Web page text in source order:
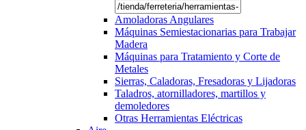
Amoladoras Angulares
Máquinas Semiestacionarias para Trabajar
Madera
Máquinas para Tratamiento y Corte de
Metales
Sierras, Caladoras, Fresadoras y Lijadoras
Taladros, atornilladores, martillos y
demoledores
Otras Herramientas Eléctricas